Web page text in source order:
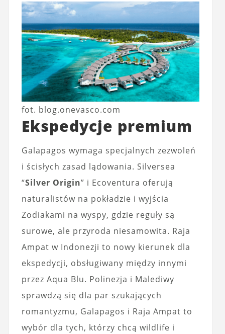
fot. blog.onevasco.com
Ekspedycje premium
Galapagos wymaga specjalnych zezwoleń
i ścisłych zasad lądowania. Silversea
“Silver Origin” i Ecoventura oferują
naturalistów na pokładzie i wyjścia
Zodiakami na wyspy, gdzie reguły są
surowe, ale przyroda niesamowita. Raja
Ampat w Indonezji to nowy kierunek dla
ekspedycji, obsługiwany między innymi
przez Aqua Blu. Polinezja i Malediwy
sprawdzą się dla par szukających
romantyzmu, Galapagos i Raja Ampat to
wybór dla tych, którzy chcą wildlife i